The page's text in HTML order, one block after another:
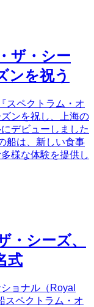
ザ・シー
ンを祝う
スペクトラム・オ
ンを祝し、上海の
デビューしました
船は、新しい食事
様な体験を提供し
・シーズ、
式
ョナル（Royal
スペクトラム・オ